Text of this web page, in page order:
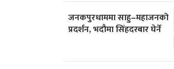
जनकपुरधाममा साहु–महाजनको
प्रदर्शन, भदौमा सिंहदरबार घेर्ने